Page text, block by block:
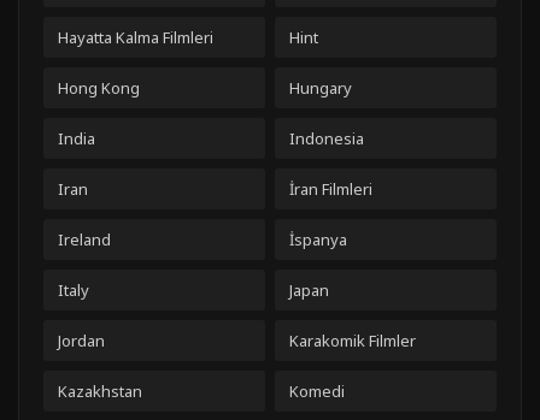
Hayatta Kalma Filmleri Hint
Hong Kong Hungary
India Indonesia
Iran İran Filmleri
Ireland İspanya
Italy Japan
Jordan Karakomik Filmler
Kazakhstan Komedi